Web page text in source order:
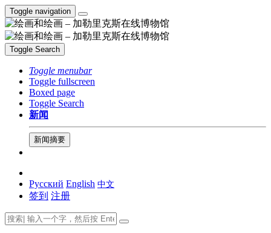
Toggle navigation
Toggle Search
Toggle menubar
Toggle fullscreen
Boxed page
Toggle Search
新闻
新闻摘要
Русский English 中文
签到 注册